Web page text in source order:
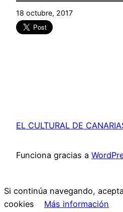
18 octubre, 2017
EL CULTURAL DE
Funciona gracias a
Si continúa navegando,
cookies Más información